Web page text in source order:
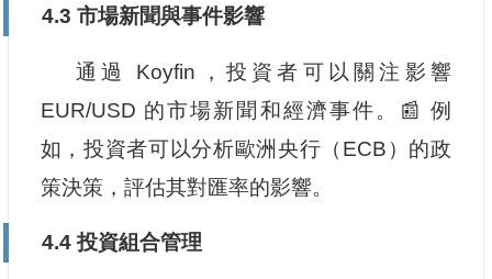
4.3 市場新聞與事件影響
通過 Koyfin，投資者可以關注影響
EUR/USD 的市場新聞和經濟事件。📰 例
如，投資者可以分析歐洲央行（ECB）的政
策決策，評估其對匯率的影響。
4.4 投資組合管理